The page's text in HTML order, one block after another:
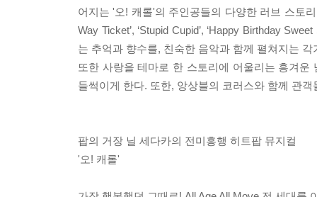
어지는 '오! 캐롤'의 주인공들의 다양한 러브 스토리
Way Ticket’, ‘Stupid Cupid’, ‘Happy Birthday
는 추억과 향수를, 친숙한 음악과 함께 펼쳐지는
또한 사랑을 테마로 한 스토리에 어울리는 흥겨
들썩이게 한다. 또한, 앙상블의 코러스와 함께 관
팝의 거장 닐 세다카의 전미흥행 히트팝 뮤지컬
'오! 캐롤'